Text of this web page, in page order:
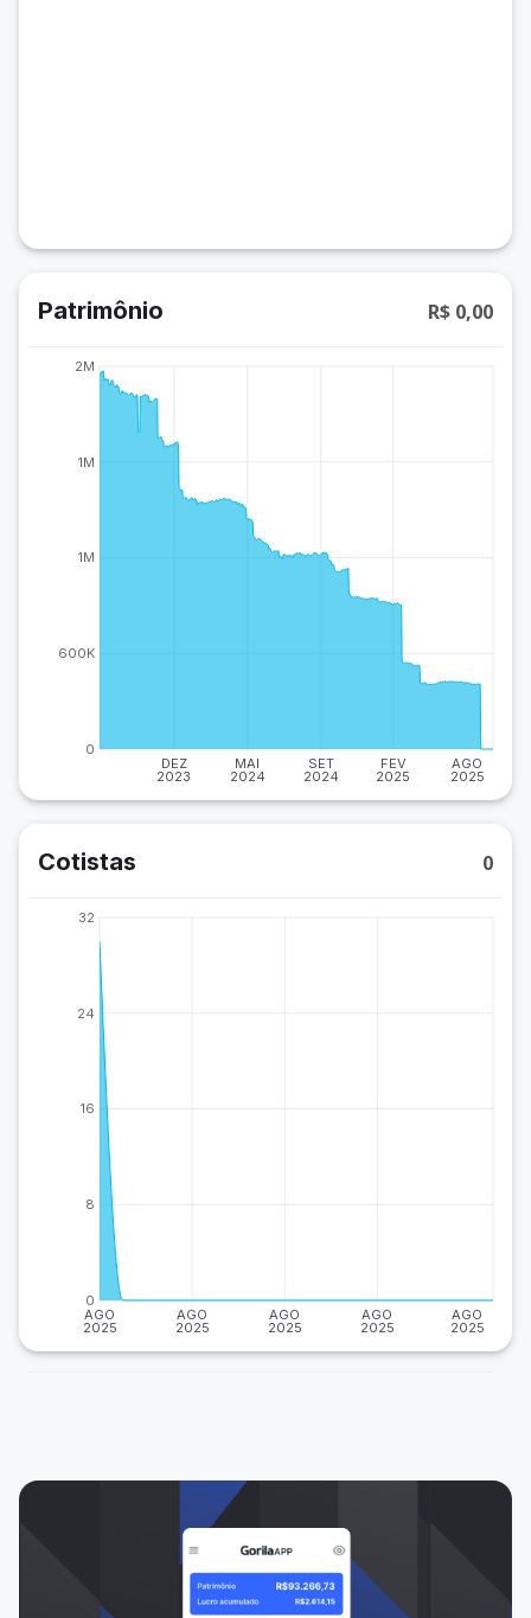
Patrimônio R$ 0,00
DEZ
2023
MAI
2024
SET
2024
FEV
2025
AGO
2025
0
600K
1M
1M
2M
Cotistas 0
AGO
2025
AGO
2025
AGO
2025
AGO
2025
AGO
2025
0
8
16
24
32